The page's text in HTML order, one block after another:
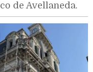
de Avellaneda.